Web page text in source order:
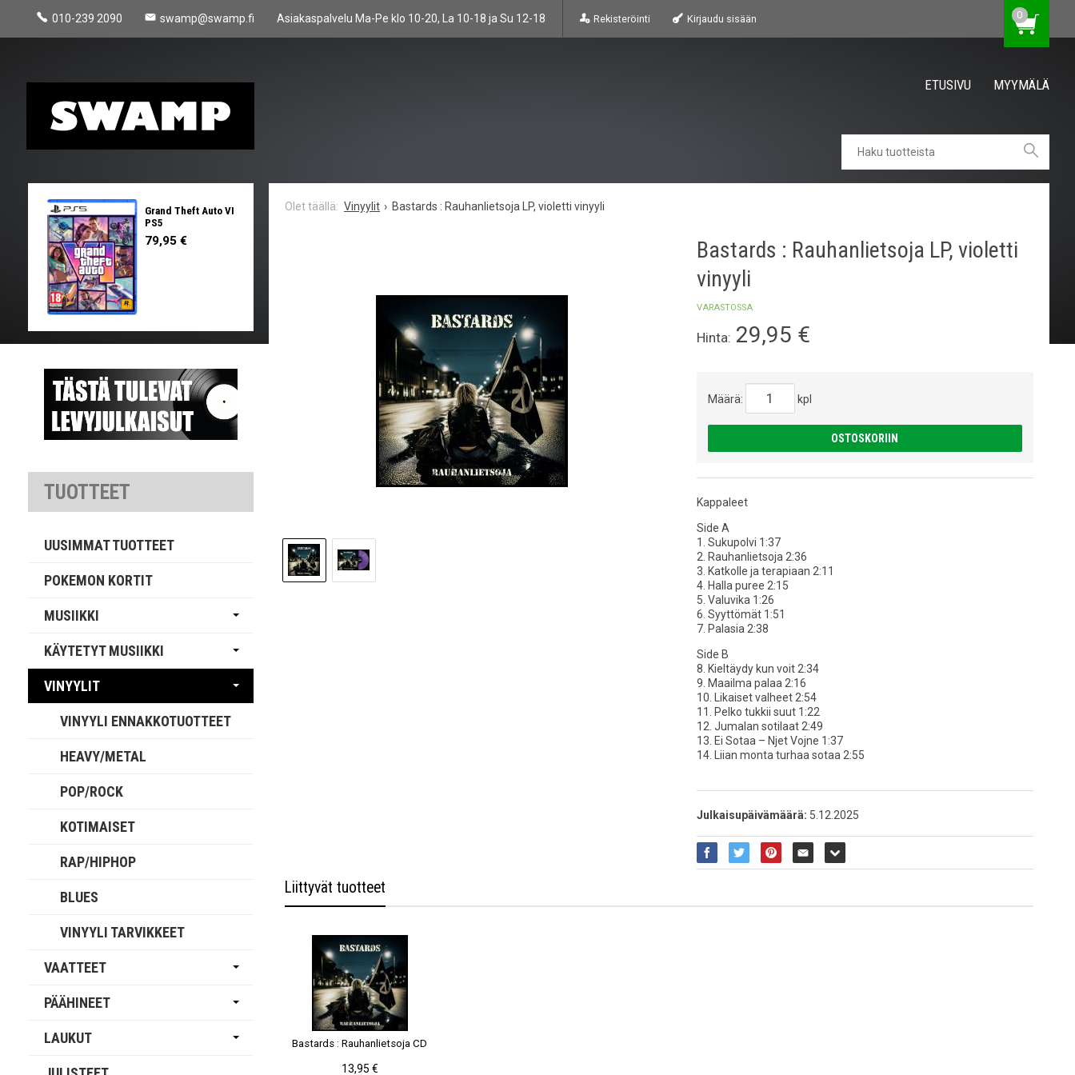
010-239 2090 swamp@swamp.fi Asiakaspalvelu Ma-Pe klo 10-20, La 10-18 ja Su 12-18 Rekisteröinti Kirjaudu sisään 0
ETUSIVU MYYMÄLÄ
Vinyylit Bastards : Rauhanlietsoja LP, violetti vinyyli
Bastards : Rauhanlietsoja LP, violetti
vinyyli
VARASTOSSA
Hinta: 29,95 €
Määrä: kpl
OSTOSKORIIN
Kappaleet
Side A
1. Sukupolvi 1:37
2. Rauhanlietsoja 2:36
3. Katkolle ja terapiaan 2:11
4. Halla puree 2:15
5. Valuvika 1:26
6. Syyttömät 1:51
7. Palasia 2:38
Side B
8. Kieltäydy kun voit 2:34
9. Maailma palaa 2:16
10. Likaiset valheet 2:54
11. Pelko tukkii suut 1:22
12. Jumalan sotilaat 2:49
13. Ei Sotaa – Njet Vojne 1:37
14. Liian monta turhaa sotaa 2:55
Julkaisupäivämäärä: 5.12.2025
Liittyvät tuotteet
Bastards : Rauhanlietsoja CD
13,95 €
Grand Theft Auto VI
PS5
79,95 €
TUOTTEET
UUSIMMAT TUOTTEET
POKEMON KORTIT
MUSIIKKI
KÄYTETYT MUSIIKKI
VINYYLIT
VINYYLI ENNAKKOTUOTTEET
HEAVY/METAL
POP/ROCK
KOTIMAISET
RAP/HIPHOP
BLUES
VINYYLI TARVIKKEET
VAATTEET
PÄÄHINEET
LAUKUT